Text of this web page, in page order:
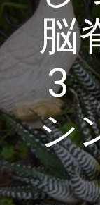
3
シ